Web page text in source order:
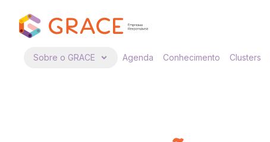
Sobre o GRACE Agenda Conhecimento Clusters